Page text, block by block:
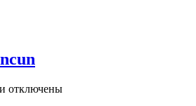
отключены